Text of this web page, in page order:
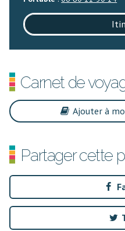
Carnet de
Ajouter à
Partager cette